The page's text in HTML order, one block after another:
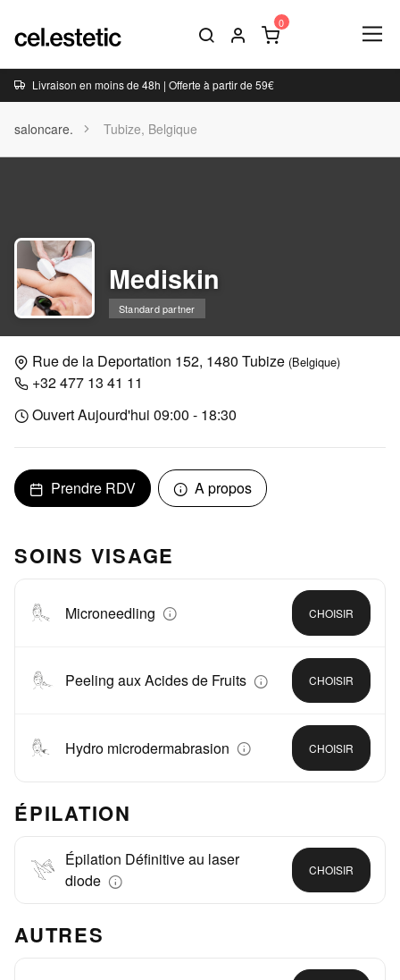
Livraison en moins de 48h | Offerte à partir de 59€
saloncare. Tubize, Belgique
Mediskin
Standard partner
Rue de la Deportation 152, 1480 Tubize (Belgique)
+32 477 13 41 11
Ouvert Aujourd'hui 09:00 - 18:30
Prendre RDV A propos
SOINS VISAGE
Microneedling CHOISIR
Peeling aux Acides de Fruits CHOISIR
Hydro microdermabrasion CHOISIR
ÉPILATION
Épilation Définitive au laser
diode
CHOISIR
AUTRES